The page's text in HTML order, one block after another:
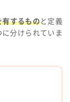
有するものと定義
分けられていま